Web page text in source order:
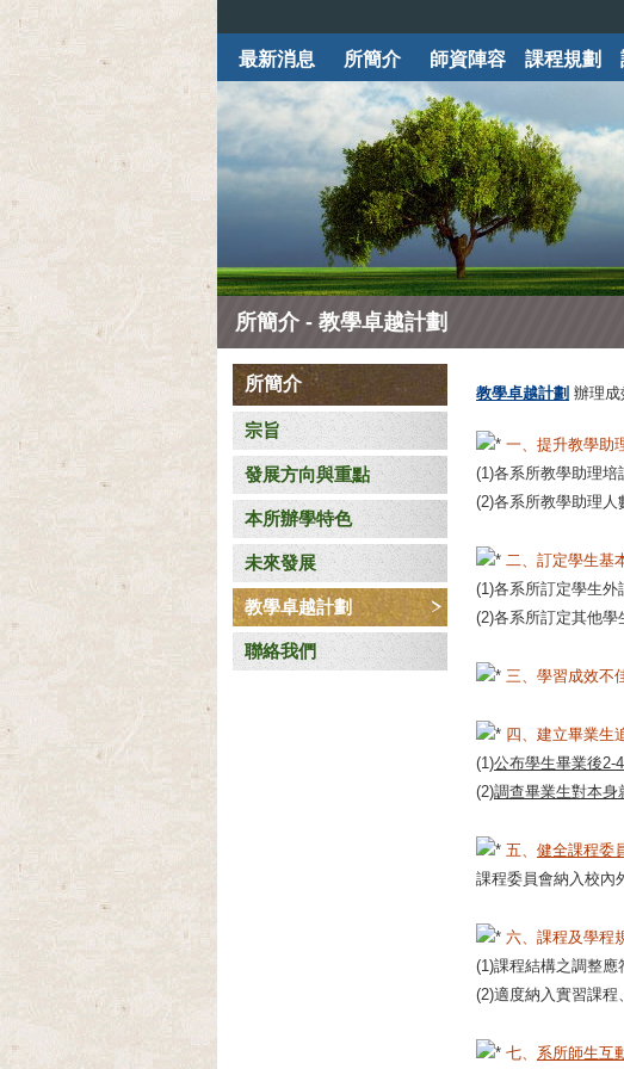
最新消息 所簡介 師資陣容 課程規劃
所簡介 - 教學卓越計劃
所簡介
宗旨
發展方向與重點
本所辦學特色
未來發展
教學卓越計劃
聯絡我們
教學卓越計劃 辦理成
一、提升教學助
(1)各系所教學助理培
(2)各系所教學助理
二、訂定學生基
(1)各系所訂定學生外
(2)各系所訂定其他
三、學習成效不
四、建立畢業生
(1)公布學生畢業後2-
(2)調查畢業生對本
五、 健全課程委
課程委員會納入校
六、課程及學程
(1)課程結構之調整應
(2)適度納入實習課程
七、 系所師生互